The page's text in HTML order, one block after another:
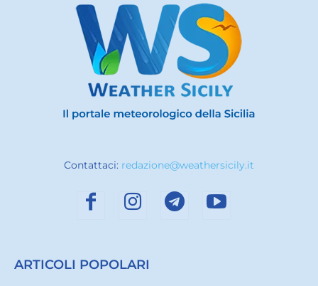
Contattaci: redazione@weathersicily.it
ARTICOLI POPOLARI